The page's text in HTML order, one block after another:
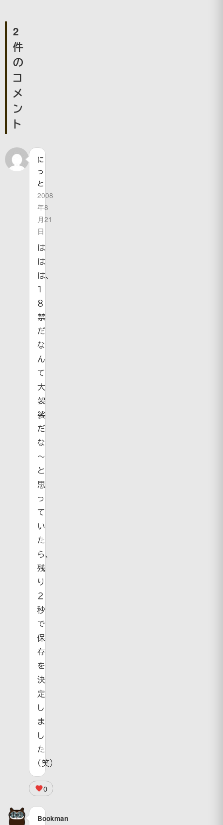
2
件
の
コ
メ
ン
ト
に
っ
と
2008
年8
月21
日
は
は
は、
１
８
禁
だ
な
ん
て
大
袈
裟
だ
な
～
と
思
っ
て
い
た
ら、
残
り
２
秒
で
保
存
を
決
定
し
ま
し
た
（笑）
0
Bookman